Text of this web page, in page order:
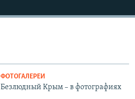
ФОТОГАЛЕРЕИ
Безлюдный Крым – в фотографиях